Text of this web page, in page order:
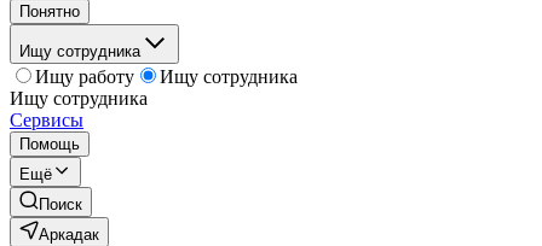
Понятно
Ищу сотрудника
Ищу работу
Ищу сотрудника
Ищу сотрудника
Сервисы
Помощь
Ещё
Поиск
Аркадак